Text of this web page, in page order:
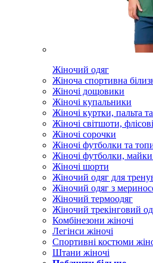
Жіночий одяг
Жіноча спортивна
Жіночі дощовики
Жіночі купальники
Жіночі куртки, пальта
Жіночі світшоти,
Жіночі сорочки
Жіночі футболки та
Жіночі футболки,
Жіночі шорти
Жіночий одяг для
Жіночий одяг з
Жіночий термоодяг
Жіночий трекінговий
Комбінезони жіночі
Легінси жіночі
Спортивні костюми
Штани жіночі